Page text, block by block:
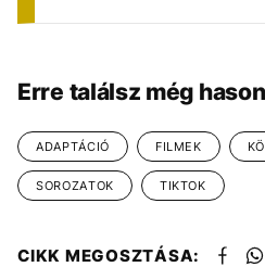
Erre találsz még
ADAPTÁCIÓ FILMEK
SOROZATOK TIKTOK
CIKK MEGOSZTÁSA: